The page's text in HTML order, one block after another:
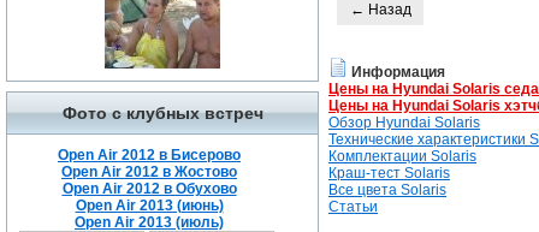
Фото с клубных встреч
Open Air 2012 в Бисерово
Open Air 2012 в Жостово
Open Air 2012 в Обухово
Open Air 2013 (июнь)
Open Air 2013 (июль)
← Назад
Информация
Цены на Hyundai Solaris
Цены на Hyundai Solaris
Обзор Hyundai Solaris
Технические характеристики
Комплектации Solaris
Краш-тест Solaris
Все цвета Solaris
Статьи